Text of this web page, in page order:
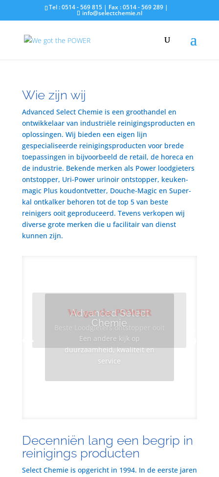
Tel : 0514 - 569 815 | Fax : 0514 - 569 289 |
info@selectchemie.nl
Wie zijn wij
Advanced Select Chemie is een groothandel en
ontwikkelaar van industriële reinigingsproducten en
oplossingen. Wij bieden een eigen lijn
gespecialiseerde reinigingsproducten voor brede
toepassingen in bijvoorbeeld de retail, de horeca en
de industrie. Bekende merken als Power loodgieters
ontstopper, Uri-Power urinoir ontstopper, keuken-
magic Plus koudontvetter, Douche-Magic en Super-
kal ontkalker behoren tot de top 5 van beste
reinigers ooit geproduceerd. Tevens verkopen wij
diverse grote merken die u facilitair van dienst
kunnen zijn.
Advanced Select
Chemie
Een andere kijk op
duurzaamheid, kwaliteit en
service
We got the POWER
Beste Loodgieters ontstopper ooit
Decenniën lang een begrip in
reinigings producten
Select Chemie is opgericht in 1994. In de eerste jaren